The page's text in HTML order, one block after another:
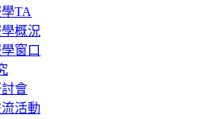
TA
概況
窗口
會
活動